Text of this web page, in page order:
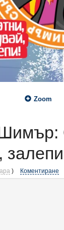
Zoom
Коментиране